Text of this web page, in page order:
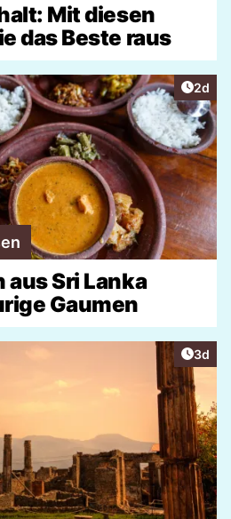
Mit diesen
das Beste raus
2d
aus Sri Lanka
Gaumen
3d